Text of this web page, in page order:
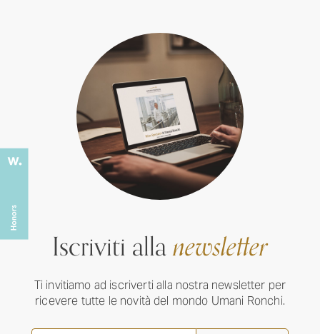
Iscriviti allanewsletter
Ti invitiamo ad iscriverti alla nostra newsletter per
ricevere tutte le novità del mondo Umani Ronchi.